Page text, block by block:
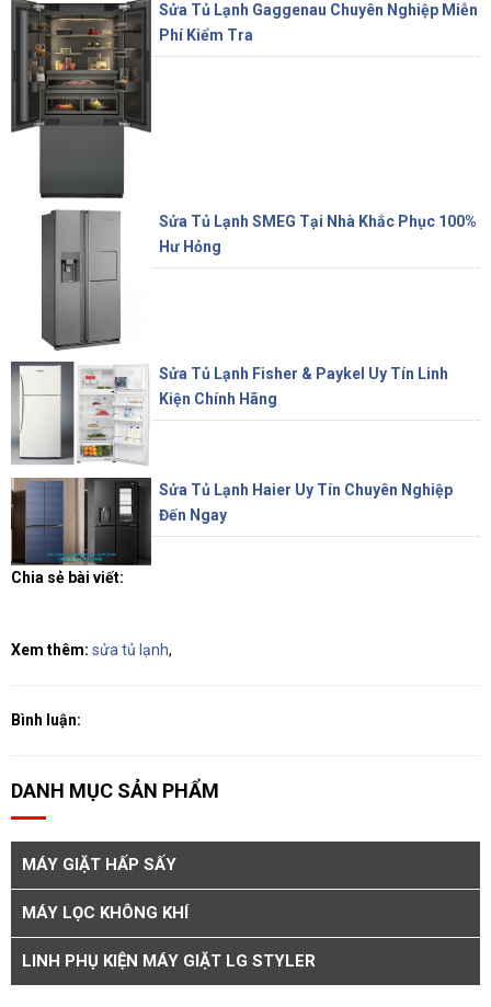
Sửa Tủ Lạnh Gaggenau Chuyên Nghiệp Miễn
Phí Kiểm Tra
Sửa Tủ Lạnh SMEG Tại Nhà Khắc Phục 100%
Hư Hỏng
Sửa Tủ Lạnh Fisher & Paykel Uy Tín Linh
Kiện Chính Hãng
Sửa Tủ Lạnh Haier Uy Tín Chuyên Nghiệp
Đến Ngay
Chia sẻ bài viết:
Xem thêm: sửa tủ lạnh,
Bình luận:
DANH MỤC SẢN PHẨM
MÁY GIẶT HẤP SẤY
MÁY LỌC KHÔNG KHÍ
LINH PHỤ KIỆN MÁY GIẶT LG STYLER